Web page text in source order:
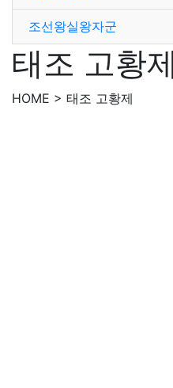
조선왕실왕자군
태조 고황
HOME > 태조 고황제